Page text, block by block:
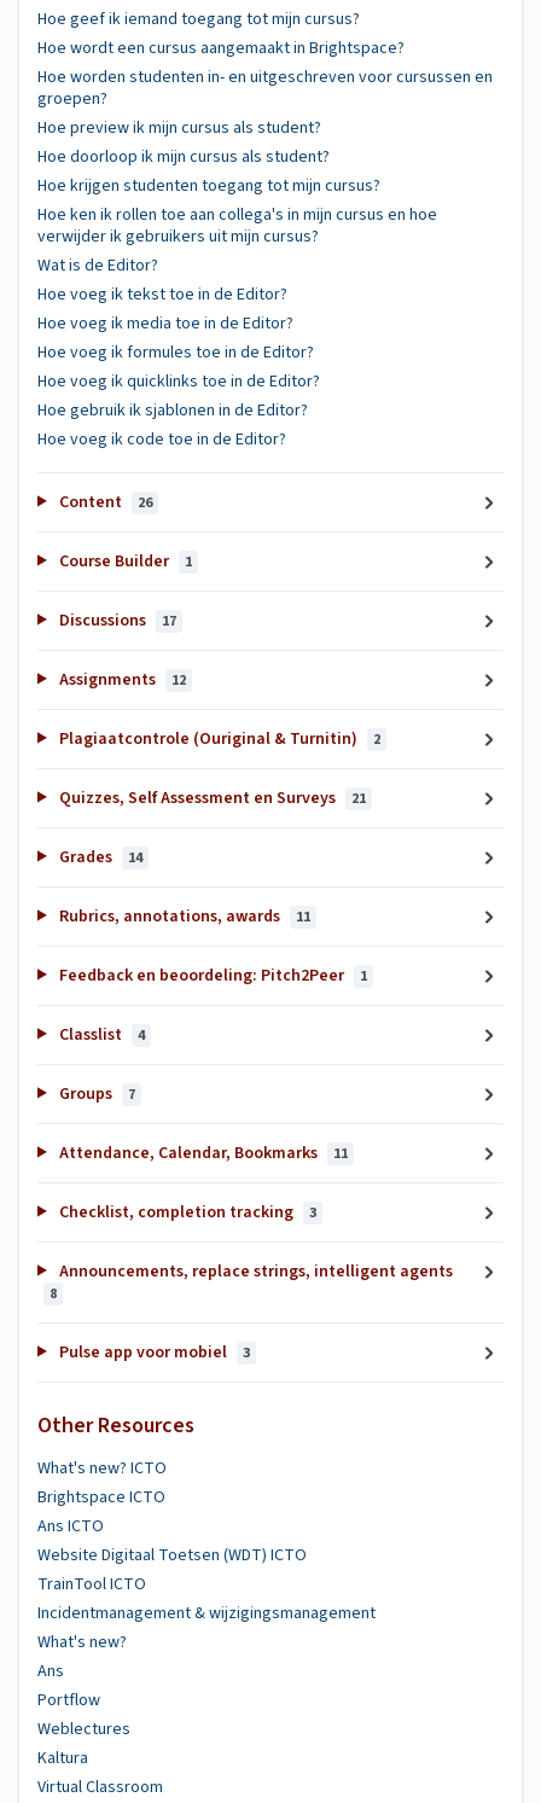
Hoe geef ik iemand toegang tot mijn cursus?
Hoe wordt een cursus aangemaakt in Brightspace?
Hoe worden studenten in- en uitgeschreven voor cursussen en
groepen?
Hoe preview ik mijn cursus als student?
Hoe doorloop ik mijn cursus als student?
Hoe krijgen studenten toegang tot mijn cursus?
Hoe ken ik rollen toe aan collega's in mijn cursus en hoe
verwijder ik gebruikers uit mijn cursus?
Wat is de Editor?
Hoe voeg ik tekst toe in de Editor?
Hoe voeg ik media toe in de Editor?
Hoe voeg ik formules toe in de Editor?
Hoe voeg ik quicklinks toe in de Editor?
Hoe gebruik ik sjablonen in de Editor?
Hoe voeg ik code toe in de Editor?
Content 26
Course Builder 1
Discussions 17
Assignments 12
Plagiaatcontrole (Ouriginal & Turnitin) 2
Quizzes, Self Assessment en Surveys 21
Grades 14
Rubrics, annotations, awards 11
Feedback en beoordeling: Pitch2Peer 1
Classlist 4
Groups 7
Attendance, Calendar, Bookmarks 11
Checklist, completion tracking 3
Announcements, replace strings, intelligent agents
8
Pulse app voor mobiel 3
Other Resources
What's new? ICTO
Brightspace ICTO
Ans ICTO
Website Digitaal Toetsen (WDT) ICTO
TrainTool ICTO
Incidentmanagement & wijzigingsmanagement
What's new?
Ans
Portflow
Weblectures
Kaltura
Virtual Classroom